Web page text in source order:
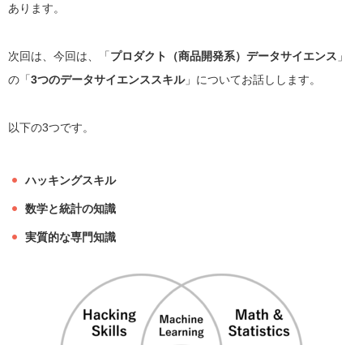
あります。
次回は、今回は、「プロダクト（商品開発系）データサイエンス 」
の「3つのデータサイエンススキル」についてお話しします。
以下の3つです。
ハッキングスキル
数学と統計の知識
実質的な専門知識